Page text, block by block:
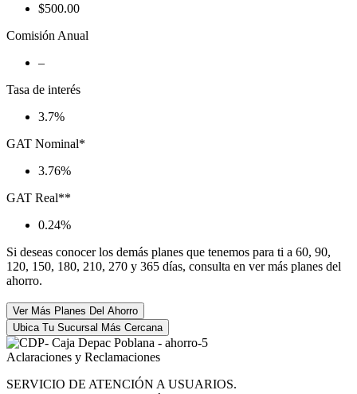
$500.00
Comisión Anual
–
Tasa de interés
3.7%
GAT Nominal*
3.76%
GAT Real**
0.24%
Si deseas conocer los demás planes que tenemos para ti a 60, 90,
120, 150, 180, 210, 270 y 365 días, consulta en ver más planes del
ahorro.
Ver Más Planes Del Ahorro
Ubica Tu Sucursal Más Cercana
Aclaraciones y Reclamaciones
SERVICIO DE ATENCIÓN A USUARIOS.